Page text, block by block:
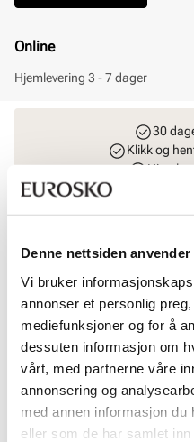
Denne nettsiden
Vi bruker
annonser et personlig
mediefunksjoner og for å
dessuten informasjon om
vårt, med partnerne våre
annonsering og
med annen informasjon du
eller som de har samlet
Online
Hjemlevering 3 - 7 dager
30
Klikk og
Beskrivelse
Ecco Rugged Track er designet
holdbart ytre. Modellen
gir mykhet og pusteevne. Dette
modell som passer perfekt som
Art. nr02247411
Lev. art. nr838134